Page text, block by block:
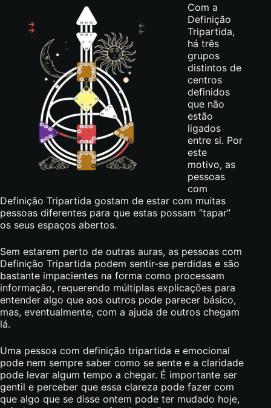
Com a
Definição
Tripartida,
há três
grupos
distintos de
centros
definidos
que não
estão
ligados
entre si. Por
este
motivo, as
pessoas
com
Definição Tripartida gostam de estar com muitas
pessoas diferentes para que estas possam “tapar”
os seus espaços abertos.
Sem estarem perto de outras auras, as pessoas com
Definição Tripartida podem sentir-se perdidas e são
bastante impacientes na forma como processam
informação, requerendo múltiplas explicações para
entender algo que aos outros pode parecer básico,
mas, eventualmente, com a ajuda de outros chegam
lá.
Uma pessoa com definição tripartida e emocional
pode nem sempre saber como se sente e a claridade
pode levar algum tempo a chegar. É importante ser
gentil e perceber que essa clareza pode fazer com
que algo que se disse ontem pode ter mudado hoje,